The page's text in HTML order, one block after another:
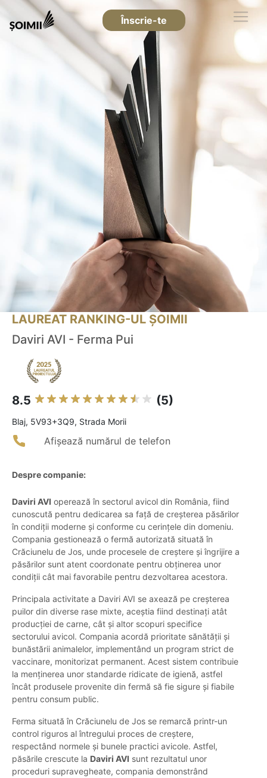
Înscrie-te
LAUREAT RANKING-UL ȘOIMII
Daviri AVI - Ferma Pui
8.5 (5)
Blaj, 5V93+3Q9, Strada Morii
Afișează numărul de telefon
Despre companie:
Daviri AVI operează în sectorul avicol din România, fiind
cunoscută pentru dedicarea sa față de creșterea păsărilor
în condiții moderne și conforme cu cerințele din domeniu.
Compania gestionează o fermă autorizată situată în
Crăciunelu de Jos, unde procesele de creștere și îngrijire a
păsărilor sunt atent coordonate pentru obținerea unor
condiții cât mai favorabile pentru dezvoltarea acestora.
Principala activitate a Daviri AVI se axează pe creșterea
puilor din diverse rase mixte, aceștia fiind destinați atât
producției de carne, cât și altor scopuri specifice
sectorului avicol. Compania acordă prioritate sănătății și
bunăstării animalelor, implementând un program strict de
vaccinare, monitorizat permanent. Acest sistem contribuie
la menținerea unor standarde ridicate de igienă, astfel
încât produsele provenite din fermă să fie sigure și fiabile
pentru consum public.
Ferma situată în Crăciunelu de Jos se remarcă printr-un
control riguros al întregului proces de creștere,
respectând normele și bunele practici avicole. Astfel,
păsările crescute la Daviri AVI sunt rezultatul unor
proceduri supravegheate, compania demonstrând